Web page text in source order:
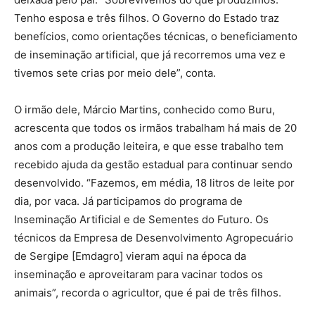
Tenho esposa e três filhos. O Governo do Estado traz
benefícios, como orientações técnicas, o beneficiamento
de inseminação artificial, que já recorremos uma vez e
tivemos sete crias por meio dele”, conta.
O irmão dele, Márcio Martins, conhecido como Buru,
acrescenta que todos os irmãos trabalham há mais de 20
anos com a produção leiteira, e que esse trabalho tem
recebido ajuda da gestão estadual para continuar sendo
desenvolvido. “Fazemos, em média, 18 litros de leite por
dia, por vaca. Já participamos do programa de
Inseminação Artificial e de Sementes do Futuro. Os
técnicos da Empresa de Desenvolvimento Agropecuário
de Sergipe [Emdagro] vieram aqui na época da
inseminação e aproveitaram para vacinar todos os
animais”, recorda o agricultor, que é pai de três filhos.